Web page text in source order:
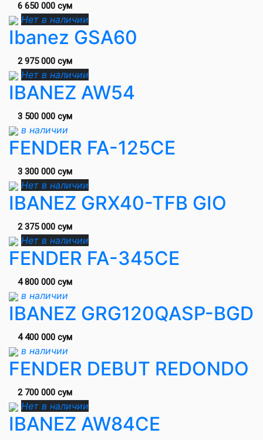
6 650 000 сум
Нет в наличии
Ibanez GSA60
2 975 000 сум
Нет в наличии
IBANEZ AW54
3 500 000 сум
в наличии
FENDER FA-125CE
3 300 000 сум
Нет в наличии
IBANEZ GRX40-TFB GIO
2 375 000 сум
Нет в наличии
FENDER FA-345CE
4 800 000 сум
в наличии
IBANEZ GRG120QASP-BGD
4 400 000 сум
в наличии
FENDER DEBUT REDONDO
2 700 000 сум
Нет в наличии
IBANEZ AW84CE